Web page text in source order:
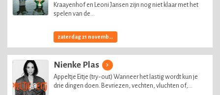
Kraayenhof en Leoni Jansen zijn nog niet klaar met het
spelen van de...
zaterdag 21 november, 2026
Nienke Plas
Appeltje Eitje (try-out) Wanneer het lastig wordt kun je
drie dingen doen. Bevriezen, vechten, vluchten of,...